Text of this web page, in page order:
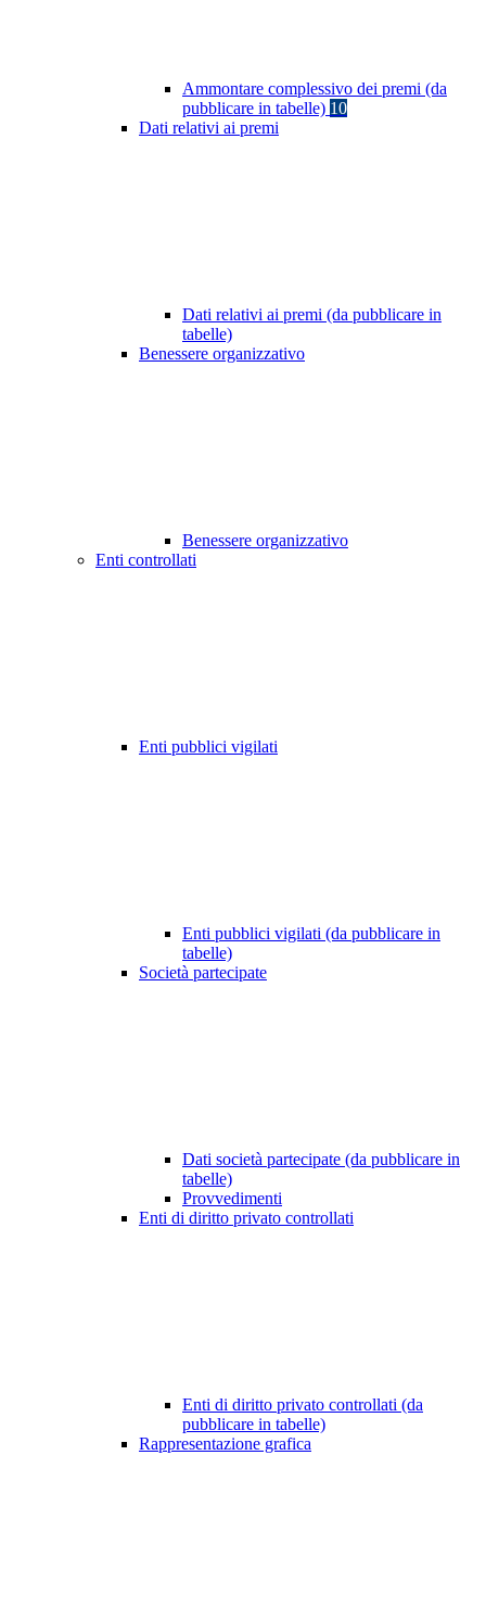
Ammontare complessivo dei premi (da
pubblicare in tabelle) 10
Dati relativi ai premi
Dati relativi ai premi (da pubblicare in
tabelle)
Benessere organizzativo
Benessere organizzativo
Enti controllati
Enti pubblici vigilati
Enti pubblici vigilati (da pubblicare in
tabelle)
Società partecipate
Dati società partecipate (da pubblicare in
tabelle)
Provvedimenti
Enti di diritto privato controllati
Enti di diritto privato controllati (da
pubblicare in tabelle)
Rappresentazione grafica